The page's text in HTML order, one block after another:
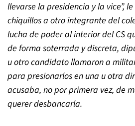
llevarse la presidencia y la vice”,
chiquillos a otro integrante del
lucha de poder al interior del CS
de forma soterrada y discreta,
u otro candidato llamaron a
para presionarlos en una u otra
acusaba, no por primera vez, de
querer desbancarla.